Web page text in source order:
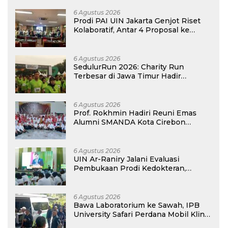
6 Agustus 2026
Prodi PAI UIN Jakarta Genjot Riset
Kolaboratif, Antar 4 Proposal ke
6 Agustus 2026
SedulurRun 2026: Charity Run
Terbesar di Jawa Timur Hadir
Guru Honorer
6 Agustus 2026
Prof. Rokhmin Hadiri Reuni Emas
Alumni SMANDA Kota Cirebon
6 Agustus 2026
UIN Ar-Raniry Jalani Evaluasi
Pembukaan Prodi Kedokteran,
6 Agustus 2026
Bawa Laboratorium ke Sawah, IPB
University Safari Perdana Mobil Klinik